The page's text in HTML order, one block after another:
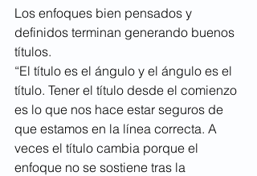
Los enfoques bien pensados y
definidos terminan generando buenos
títulos.
“El título es el ángulo y el ángulo es el
título. Tener el título desde el comienzo
es lo que nos hace estar seguros de
que estamos en la línea correcta. A
veces el título cambia porque el
enfoque no se sostiene tras la